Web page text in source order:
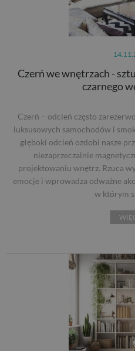
Czerń we wnętrzach -
czarnego
Czerń – odcień często
luksusowych samochodów i
głęboki odcień ozdobi nasze
niezaprzeczalnie
projektowaniu wnętrz. Rzuca
emocje i wprowadza odważne
w którym